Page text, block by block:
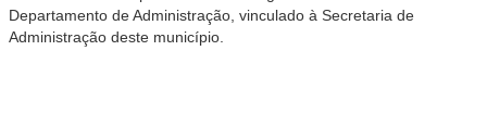
Departamento de Administração, vinculado à Secretaria de
Administração deste município.